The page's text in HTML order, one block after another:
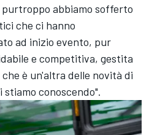
abbiamo sofferto
che ci hanno
ad inizio evento, pur
e competitiva, gestita
è un'altra delle novità di
conoscendo".